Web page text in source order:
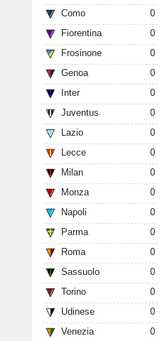
Como
0
Fiorentina
0
Frosinone
0
Genoa
0
Inter
0
Juventus
0
Lazio
0
Lecce
0
Milan
0
Monza
0
Napoli
0
Parma
0
Roma
0
Sassuolo
0
Torino
0
Udinese
0
Venezia
0